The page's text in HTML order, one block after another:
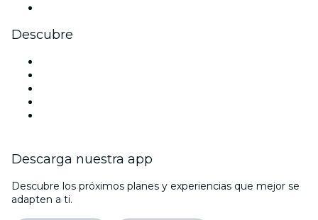
Descubre
Descarga nuestra app
Descubre los próximos planes y experiencias que mejor se
adapten a ti.